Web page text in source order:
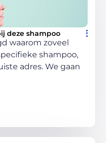
deze shampoo
waarom zoveel
shampoo,
adres. We gaan